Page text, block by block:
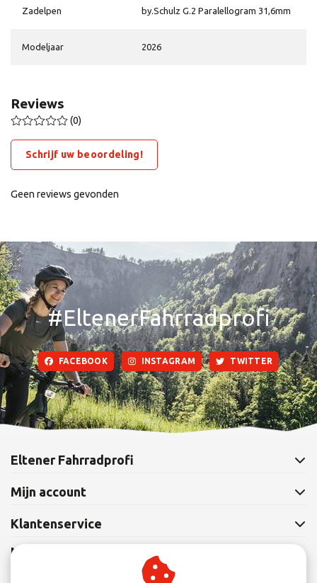
Zadelpen by.Schulz G.2 Paralellogram 31,6mm
Modeljaar 2026
Reviews
(0)
Schrijf uw beoordeling!
Geen reviews gevonden
#EltenerFahrradprofi
FACEBOOK INSTAGRAM TWITTER
Eltener Fahrradprofi
Mijn account
Klantenservice
Nieuwsbrief
Abonneer je op onze nieuwsbrief om op de hoogte te blijven.